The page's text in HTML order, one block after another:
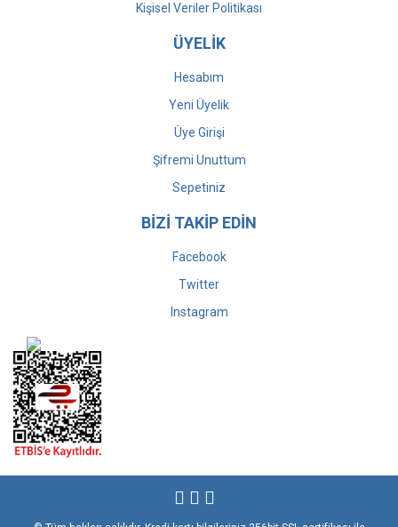
Kişisel Veriler Politikası
ÜYELİK
Hesabım
Yeni Üyelik
Üye Girişi
Şifremi Unuttum
Sepetiniz
BİZİ TAKİP EDİN
Facebook
Twitter
Instagram